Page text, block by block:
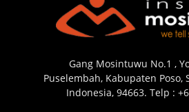
Gang Mosintuwu No.1 ,
Puselembah, Kabupaten Poso,
Indonesia, 94663. Telp :